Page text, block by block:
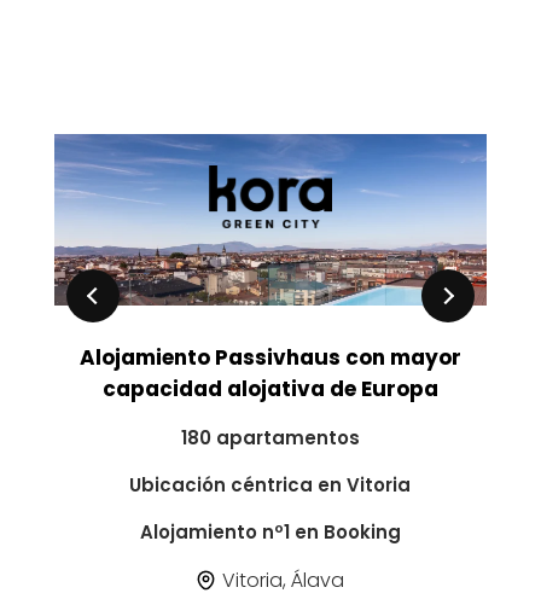
Alojamiento Passivhaus con mayor
capacidad alojativa de Europa
180 apartamentos
Ubicación céntrica en Vitoria
Alojamiento nº1 en Booking
Vitoria, Álava